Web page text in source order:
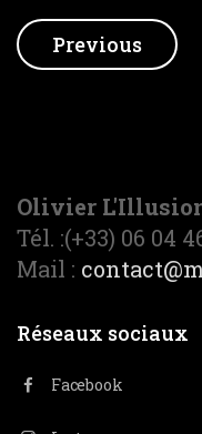
l’article
Previous
Olivier
Tél. :(+33) 06 04
Mail :
Réseaux sociaux
Facebook